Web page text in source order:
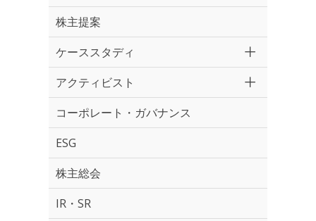
株主提案
ケーススタディ
アクティビスト
コーポレート・ガバナンス
ESG
株主総会
IR・SR